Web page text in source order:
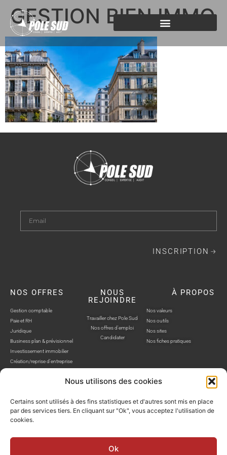
Nous utilisons des cookies
Certains sont utilisés à des fins statistiques et d'autres sont mis en place
par des services tiers. En cliquant sur "Ok", vous acceptez l'utilisation de
cookies.
Ok
GESTION BIEN IMMO
INSCRIPTION
NOS OFFRES
Gestion comptable
Paie et RH
Juridique
Business plan & prévisionnel
Investissement immobilier
Création/reprise d'entreprise
NOUS
REJOINDRE
Travailler chez Pole Sud
Nos offres d'emploi
Candidater
À PROPOS
Nos valeurs
Nos outils
Nos sites
Nos fiches pratiques
POLE SUD, TOUS DROITS RÉSERVÉS © SITE WEB RÉALISÉ PAR AUSTRA
Politique de confidentialitéMentions légalesGestion cookies